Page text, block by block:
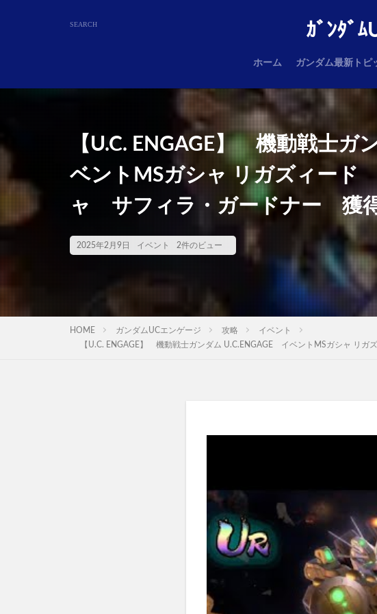
ｶﾞﾝﾀﾞﾑ
ホーム ガンダム最新トピ
【U.C. ENGAGE】 機動戦士ガ
ベントMSガシャ リガズィー
ャ サフィラ・ガードナー 獲
2025年2月9日 イベント 2件のビュー
HOME ガンダムUCエンゲージ 攻略
イベント
【U.C. ENGAGE】 機動戦士ガンダム U.C.ENGAGE イベントMSガシャ リ